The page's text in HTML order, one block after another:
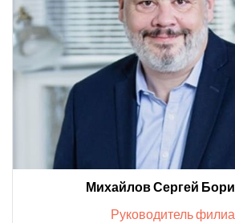
Михайлов Сергей
Руководитель